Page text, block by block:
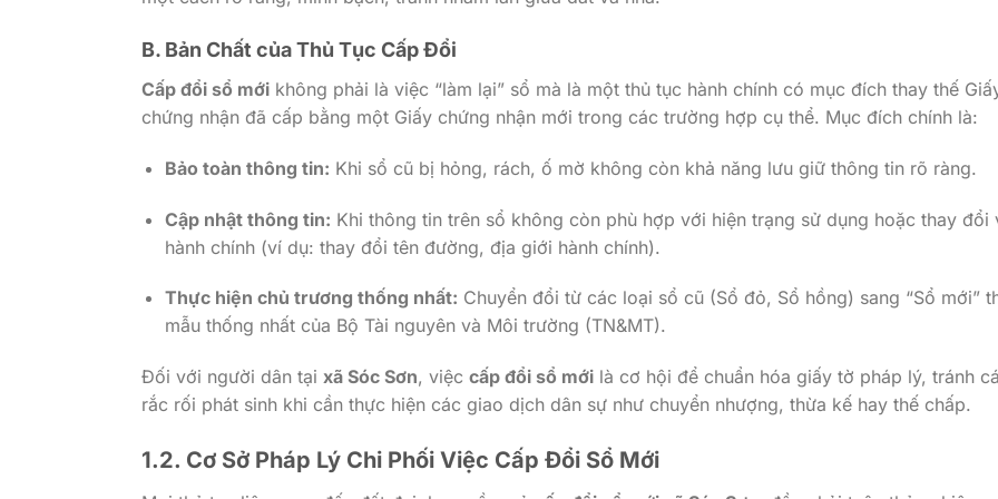
B. Bản Chất của Thủ Tục Cấp Đổi
Cấp đổi sổ mới không phải là việc “làm lại” sổ mà là một thủ tục hành chính có mục đích thay thế
chứng nhận đã cấp bằng một Giấy chứng nhận mới trong các trường hợp cụ thể. Mục đích chính là:
Bảo toàn thông tin: Khi sổ cũ bị hỏng, rách, ố mờ không còn khả năng lưu giữ thông tin rõ ràng.
Cập nhật thông tin: Khi thông tin trên sổ không còn phù hợp với hiện trạng sử dụng hoặc thay đổi
hành chính (ví dụ: thay đổi tên đường, địa giới hành chính).
Thực hiện chủ trương thống nhất: Chuyển đổi từ các loại sổ cũ (Sổ đỏ, Sổ hồng) sang “Sổ mới”
mẫu thống nhất của Bộ Tài nguyên và Môi trường (TN&MT).
Đối với người dân tại xã Sóc Sơn, việc cấp đổi sổ mới là cơ hội để chuẩn hóa giấy tờ pháp lý, tránh
rắc rối phát sinh khi cần thực hiện các giao dịch dân sự như chuyển nhượng, thừa kế hay thế chấp.
1.2. Cơ Sở Pháp Lý Chi Phối Việc Cấp Đổi Sổ Mới